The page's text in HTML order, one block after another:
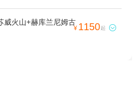
威火山+赫库兰尼姆古
¥ 1150起 